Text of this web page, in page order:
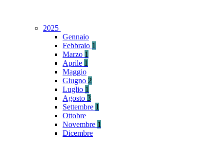
2025
Gennaio
Febbraio 1
Marzo 1
Aprile 1
Maggio
Giugno 2
Luglio 1
Agosto 3
Settembre 1
Ottobre
Novembre 1
Dicembre